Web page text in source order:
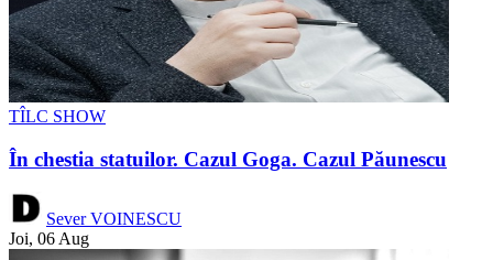
TÎLC SHOW
În chestia statuilor. Cazul Goga. Cazul Păunescu
Sever VOINESCU
Joi, 06 Aug